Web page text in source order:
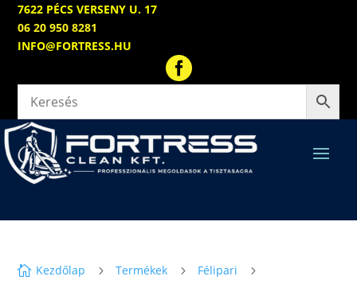
7622 PÉCS VERSENY U. 17
06 20 950 8281
INFO@FORTRESS.HU

 Kezdőlap 5 Termékek 5 Félipari 5